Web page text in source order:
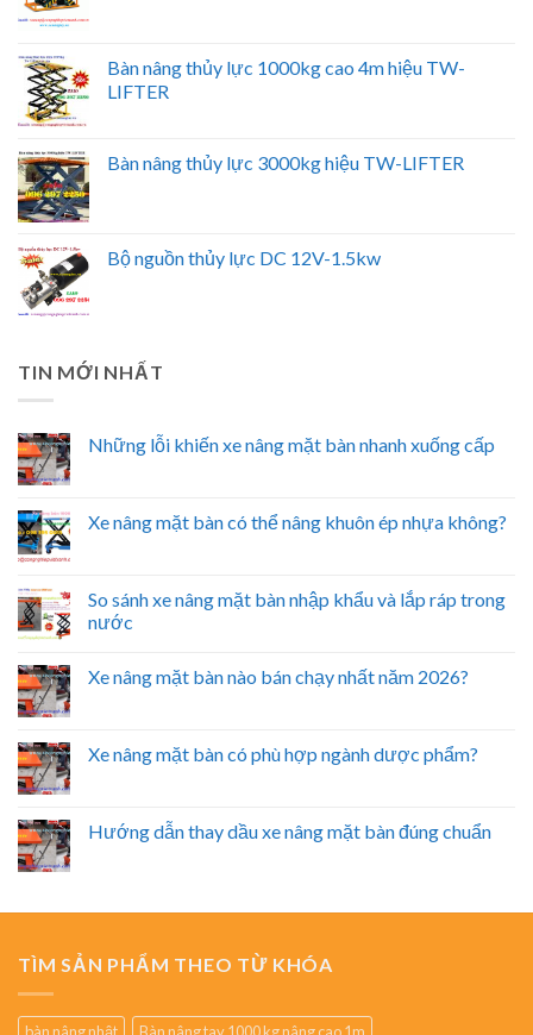
Bàn nâng thủy lực 1000kg cao 4m hiệu TW-
LIFTER
Bàn nâng thủy lực 3000kg hiệu TW-LIFTER
Bộ nguồn thủy lực DC 12V-1.5kw
TIN MỚI NHẤT
Những lỗi khiến xe nâng mặt bàn nhanh xuống cấp
Xe nâng mặt bàn có thể nâng khuôn ép nhựa không?
So sánh xe nâng mặt bàn nhập khẩu và lắp ráp trong
nước
Xe nâng mặt bàn nào bán chạy nhất năm 2026?
Xe nâng mặt bàn có phù hợp ngành dược phẩm?
Hướng dẫn thay dầu xe nâng mặt bàn đúng chuẩn
TÌM SẢN PHẨM THEO TỪ KHÓA